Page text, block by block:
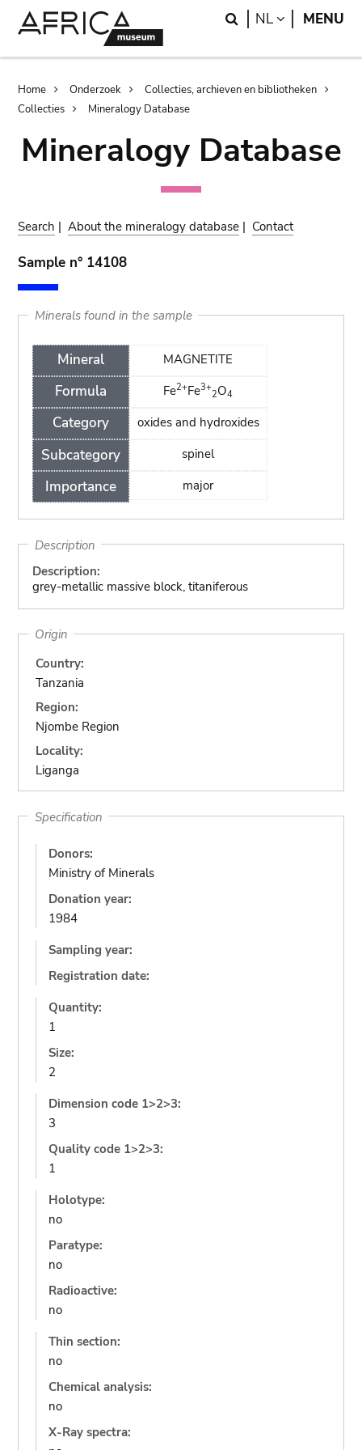
Search
NL LANGUAGE
MENU
Breadcrumb
Home Onderzoek
Collecties, archieven en bibliotheken
Collecties
Mineralogy Database
Mineralogy Database
Search |About the mineralogy database | Contact
Sample n° 14108
Minerals found in the sample
Mineral
Formula
Category
Subcategory
Importance
MAGNETITE
Fe2+Fe3+
2O4
oxides and hydroxides
spinel
major
Description
Description:
grey-metallic massive block, titaniferous
Origin
Country:
Tanzania
Region:
Njombe Region
Locality:
Liganga
Specification
Donors:
Ministry of Minerals
Donation year:
1984
Sampling year:
Registration date:
Quantity:
1
Size:
2
Dimension code 1>2>3:
3
Quality code 1>2>3:
1
Holotype:
no
Paratype:
no
Radioactive:
no
Thin section:
no
Chemical analysis:
no
X-Ray spectra: